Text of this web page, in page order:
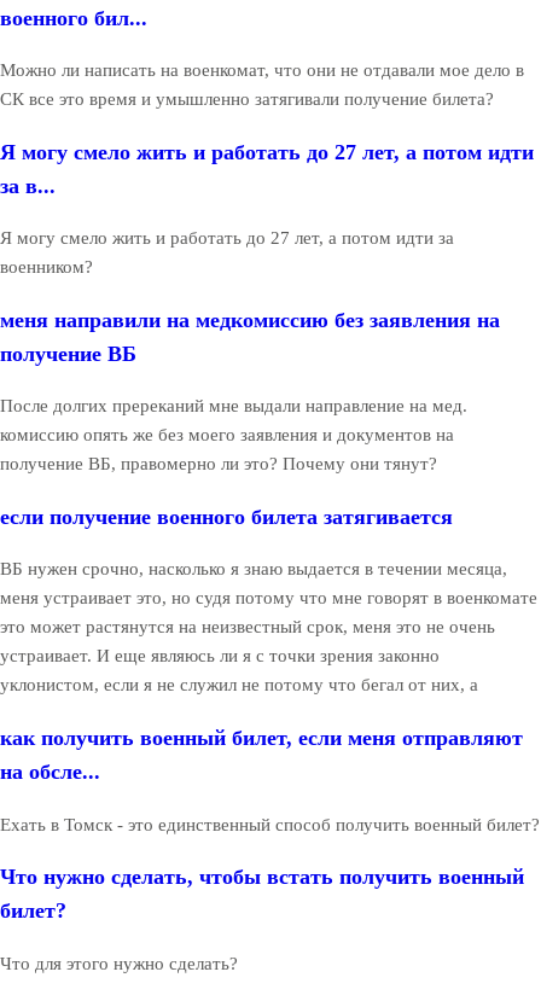
военного бил...
Можно ли написать на военкомат, что они не отдавали мое дело в
СК все это время и умышленно затягивали получение билета?
Я могу смело жить и работать до 27 лет, а потом идти
за в...
Я могу смело жить и работать до 27 лет, а потом идти за
военником?
меня направили на медкомиссию без заявления на
получение ВБ
После долгих пререканий мне выдали направление на мед.
комиссию опять же без моего заявления и документов на
получение ВБ, правомерно ли это? Почему они тянут?
если получение военного билета затягивается
ВБ нужен срочно, насколько я знаю выдается в течении месяца,
меня устраивает это, но судя потому что мне говорят в военкомате
это может растянутся на неизвестный срок, меня это не очень
устраивает. И еще являюсь ли я с точки зрения законно
уклонистом, если я не служил не потому что бегал от них, а
как получить военный билет, если меня отправляют
на обсле...
Ехать в Томск - это единственный способ получить военный билет?
Что нужно сделать, чтобы встать получить военный
билет?
Что для этого нужно сделать?